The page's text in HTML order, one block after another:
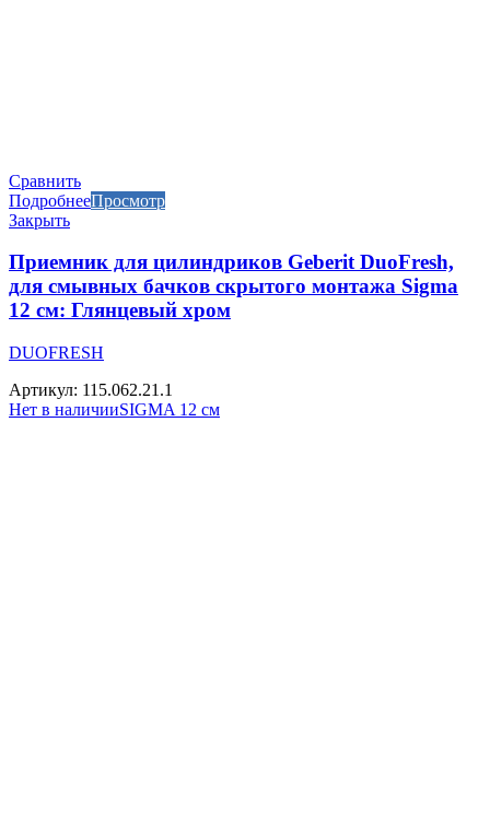
Сравнить
ПодробнееПросмотр
Закрыть
Приемник для цилиндриков Geberit DuoFresh,
для смывных бачков скрытого монтажа Sigma
12 см: Глянцевый хром
DUOFRESH
Артикул: 115.062.21.1
Нет в наличииSIGMA 12 см